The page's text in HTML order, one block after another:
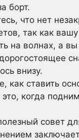
борт.
что нет
так как
на волнах, а вы
внизу.
как ставить
это, когда
совет